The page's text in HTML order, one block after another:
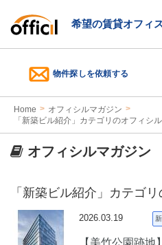
希望の賃貸オフィ
物件探しを依頼する
Home
オフィシルマガジン
「新築ビル紹介」カテゴリのオフィシ
オフィシルマガジン
「新築ビル紹介」カテゴ
2026.03.19
【美竹公園跡地